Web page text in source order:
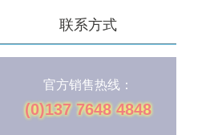
联系方式
官方销售热线：
(0)137 7648 4848